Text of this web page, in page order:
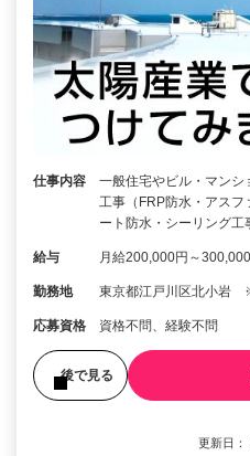
仕事内容
一般住宅やビル・マン
工事（FRP防水・アスフ
ート防水・シーリング
給与 月給200,000円～
勤務地 東京都江戸川区北小岩
応募資格 資格不問、経験不問
後で見る
更新日